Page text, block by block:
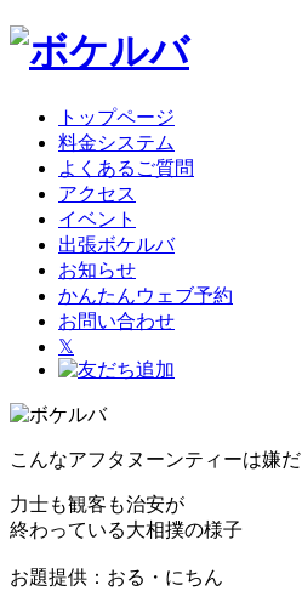
トップページ
料金システム
よくあるご質問
アクセス
イベント
出張ボケルバ
お知らせ
かんたんウェブ予約
お問い合わせ
𝕏
こんなアフタヌーンティーは嫌だ
力士も観客も治安が
終わっている大相撲の様子
お題提供：おる・にちん